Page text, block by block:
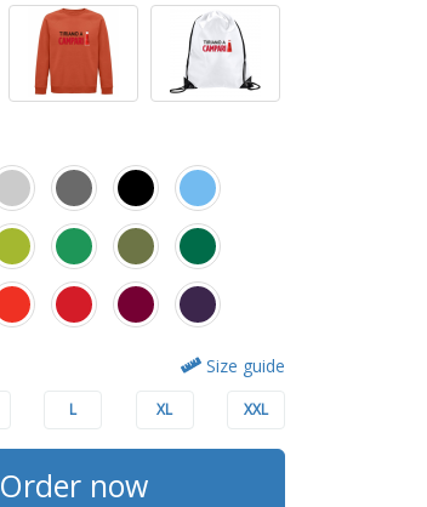
Size guide
L XL XXL
Order now